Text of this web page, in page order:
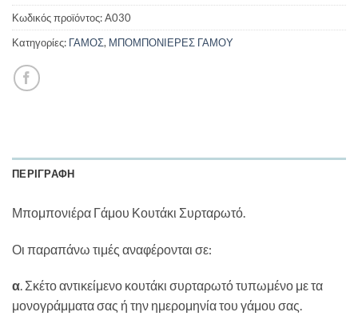
Κωδικός προϊόντος:A030
Κατηγορίες: ΓΑΜΟΣ, ΜΠΟΜΠΟΝΙΕΡΕΣ ΓΑΜΟΥ
ΠΕΡΙΓΡΑΦΉ
Μπομπονιέρα Γάμου Κουτάκι Συρταρωτό.
Οι παραπάνω τιμές αναφέρονται σε:
α. Σκέτο αντικείμενο κουτάκι συρταρωτό τυπωμένο με τα
μονογράμματα σας ή την ημερομηνία του γάμου σας.